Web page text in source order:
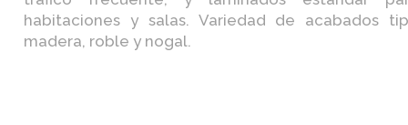
habitaciones y salas. Variedad de acabados
madera, roble y nogal.